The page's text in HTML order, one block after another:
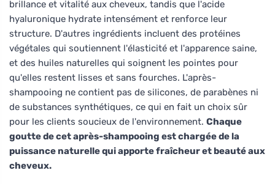
brillance et vitalité aux cheveux, tandis que l'acide
hyaluronique hydrate intensément et renforce leur
structure. D'autres ingrédients incluent des protéines
végétales qui soutiennent l'élasticité et l'apparence saine,
et des huiles naturelles qui soignent les pointes pour
qu'elles restent lisses et sans fourches. L'après-
shampooing ne contient pas de silicones, de parabènes ni
de substances synthétiques, ce qui en fait un choix sûr
pour les clients soucieux de l'environnement. Chaque
goutte de cet après-shampooing est chargée de la
puissance naturelle qui apporte fraîcheur et beauté aux
cheveux.